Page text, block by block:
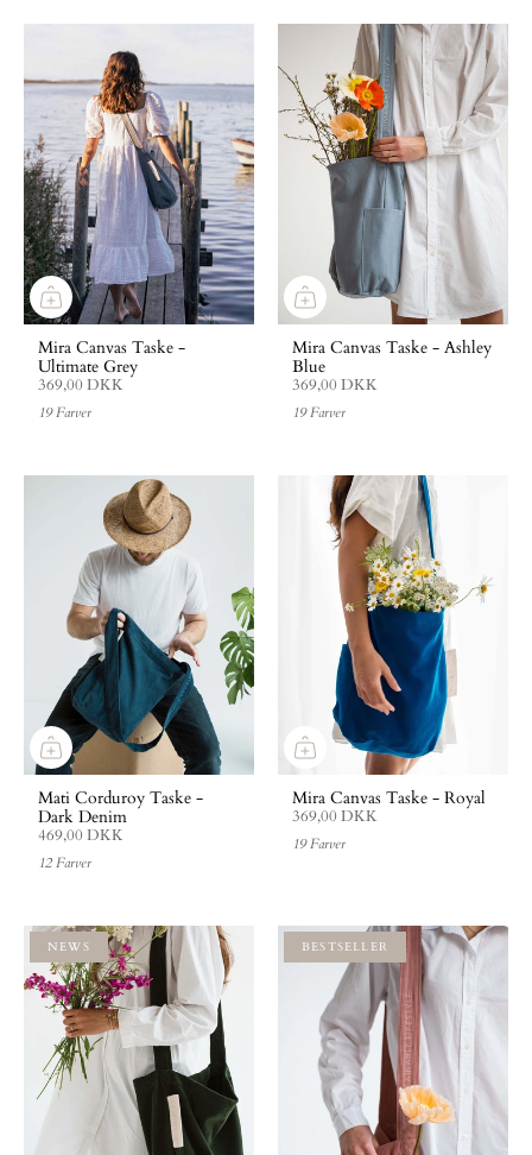
Mira Canvas Taske -
Ultimate Grey
369,00 DKK
19 Farver
Mira Canvas Taske - Ashley
Blue
369,00 DKK
19 Farver
Mati Corduroy Taske -
Dark Denim
469,00 DKK
12 Farver
Mira Canvas Taske - Royal
369,00 DKK
19 Farver
NEWS BESTSELLER